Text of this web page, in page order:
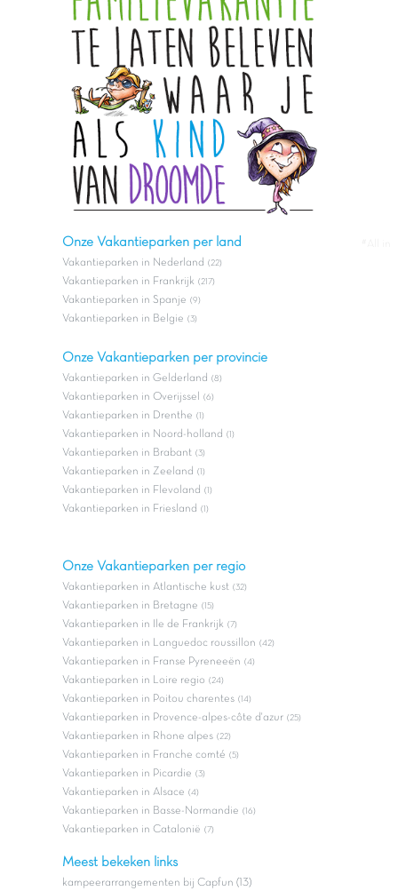
Onze Vakantieparken per land
Vakantieparken in Nederland (22)
Vakantieparken in Frankrijk (217)
Vakantieparken in Spanje (9)
Vakantieparken in Belgie (3)
Onze Vakantieparken per provincie
Vakantieparken in Gelderland (8)
Vakantieparken in Overijssel (6)
Vakantieparken in Drenthe (1)
Vakantieparken in Noord-holland (1)
Vakantieparken in Brabant (3)
Vakantieparken in Zeeland (1)
Vakantieparken in Flevoland (1)
Vakantieparken in Friesland (1)
Onze Vakantieparken per regio
Vakantieparken in Atlantische kust (32)
Vakantieparken in Bretagne (15)
Vakantieparken in Ile de Frankrijk (7)
Vakantieparken in Languedoc roussillon (42)
Vakantieparken in Franse Pyreneeën (4)
Vakantieparken in Loire regio (24)
Vakantieparken in Poitou charentes (14)
Vakantieparken in Provence-alpes-côte d'azur (25)
Vakantieparken in Rhone alpes (22)
Vakantieparken in Franche comté (5)
Vakantieparken in Picardie (3)
Vakantieparken in Alsace (4)
Vakantieparken in Basse-Normandie (16)
Vakantieparken in Catalonië (7)
Meest bekeken links
kampeerarrangementen bij Capfun (13)